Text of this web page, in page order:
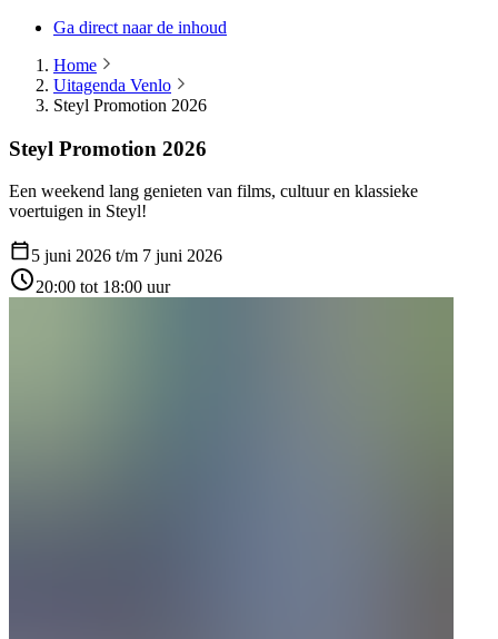
Ga direct naar de inhoud
Home
Uitagenda Venlo
Steyl Promotion 2026
Steyl Promotion 2026
Een weekend lang genieten van films, cultuur en klassieke
voertuigen in Steyl!
5 juni 2026 t/m 7 juni 2026
20:00 tot 18:00 uur